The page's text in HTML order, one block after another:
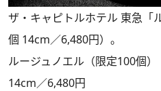
ザ・キャピトルホテル 東急「
個 14cm／6,480円）。
ルージュノエル（限定100個）
14cm／6,480円